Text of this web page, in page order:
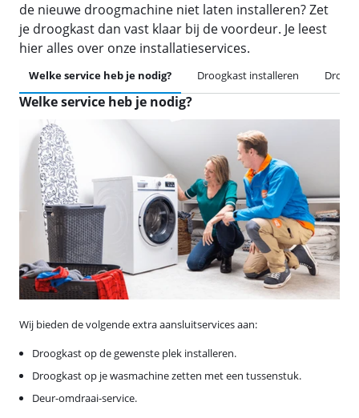
de nieuwe droogmachine niet laten installeren? Zet
je droogkast dan vast klaar bij de voordeur. Je leest
hier alles over onze installatieservices.
Welke service heb je nodig? Droogkast installeren
Welke service heb je nodig?
Wij bieden de volgende extra aansluitservices aan:
Droogkast op de gewenste plek installeren.
Droogkast op je wasmachine zetten met een tussenstuk.
Deur-omdraai-service.